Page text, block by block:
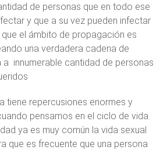
de personas que en todo ese
y que a su vez pueden infectar
el ámbito de propagación es
una verdadera cadena de
innumerable cantidad de personas
tiene repercusiones enormes y
pensamos en el ciclo de vida.
ya es muy común la vida sexual
que es frecuente que una persona